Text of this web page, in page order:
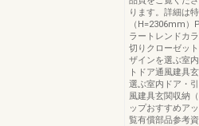
ります。詳細は
（H=2306mm）
ラートレンドカ
切りクローゼッ
ザインを選ぶ室
トドア通風建具
選ぶ室内ドア・
風建具玄関収納
ップおすすめア
覧有償部品参考